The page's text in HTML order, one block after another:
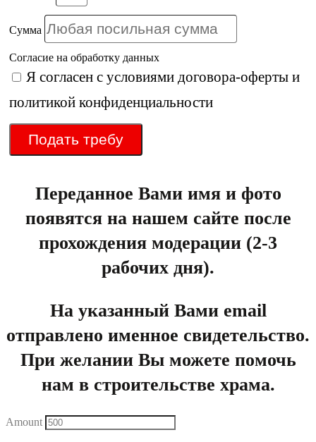
Сумма
Согласие на обработку данных
Я согласен с условиями договора-оферты и
политикой конфиденциальности
Подать требу
Переданное Вами имя и фото
появятся на нашем сайте после
прохождения модерации (2-3
рабочих дня).
На указанный Вами email
отправлено именное свидетельство.
При желании Вы можете помочь
нам в строительстве храма.
Amount